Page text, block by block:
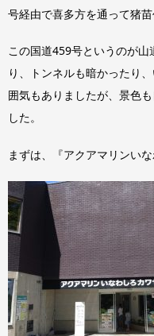
号経由で喜多方を通って猪苗
この国道459号というのが
り、トンネルも暗かったり
囲気もありましたが、景色
した。
まずは、『アクアマリンい